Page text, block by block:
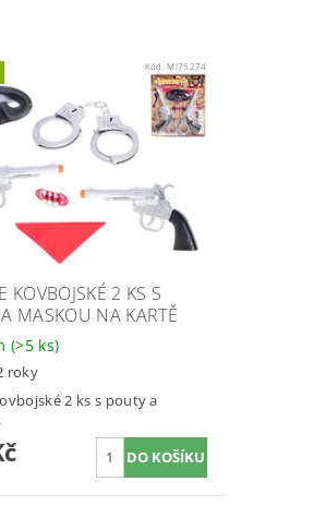
Kód:MI75274
KOVBOJSKÉ 2 KS S
MASKOU NA KARTĚ
(>5 ks)
roky
2 ks s pouty a